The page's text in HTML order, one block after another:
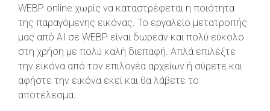
WEBP online χωρίς να καταστρέφεται η ποιότητα
της παραγόμενης εικόνας. Το εργαλείο μετατροπής
μας από AI σε WEBP είναι δωρεάν και πολύ εύκολο
στη χρήση με πολύ καλή διεπαφή. Απλά επιλέξτε
την εικόνα από τον επιλογέα αρχείων ή σύρετε και
αφήστε την εικόνα εκεί και θα λάβετε το
αποτέλεσμα.